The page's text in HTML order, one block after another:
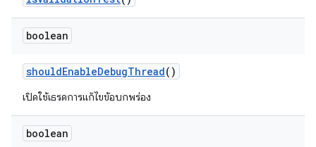
boolean
shouldEnableDebugThread()
เปิดใช้เธรดการแก้ไขข้อบกพร่อง
boolean